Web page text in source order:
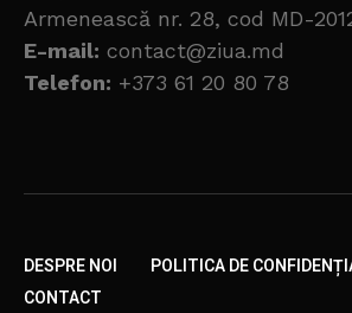
Armenească nr. 28, cod MD-
E-mail: contact@ziua.md
Telefon: +373 61 20 80 78
DESPRE NOI
POLITICA DE
CONTACT